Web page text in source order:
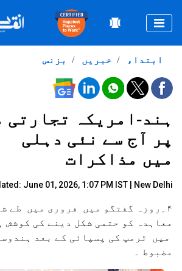
بزنس خبریں ابتداء
ہند-امریکہ تجارتی
پر آج سے نئی دہلی
میں مذاکرات
June 01, 2026, 1:07 PM IST | New Delhi
۴؍روزہ گفتگو میں فروری میں طے
معاہدہ کو حتمی شکل دینے کی کوشش
میں ٹرمپ کی پسپائی کے بعد
مضبوط ۔